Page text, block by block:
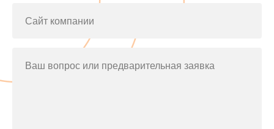
Сайт компании
Ваш вопрос или предварительная заявка